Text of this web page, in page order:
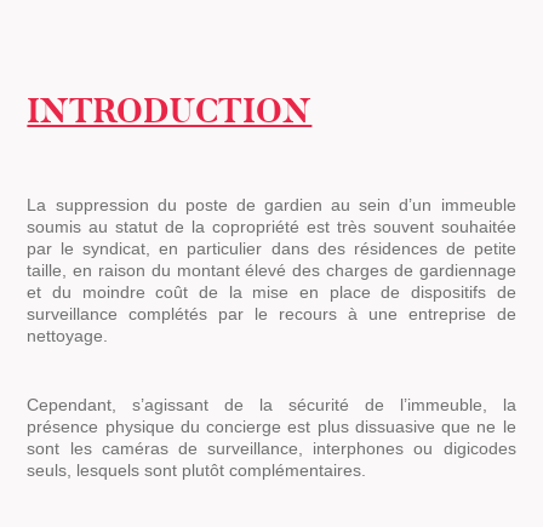
INTRODUCTION
La suppression du poste de gardien au sein d’un immeuble
soumis au statut de la copropriété est très souvent souhaitée
par le syndicat, en particulier dans des résidences de petite
taille, en raison du montant élevé des charges de gardiennage
et du moindre coût de la mise en place de dispositifs de
surveillance complétés par le recours à une entreprise de
nettoyage.
Cependant, s’agissant de la sécurité de l’immeuble, la
présence physique du concierge est plus dissuasive que ne le
sont les caméras de surveillance, interphones ou digicodes
seuls, lesquels sont plutôt complémentaires.